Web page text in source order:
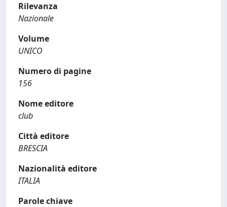
Rilevanza
Nazionale
Volume
UNICO
Numero di pagine
156
Nome editore
club
Città editore
BRESCIA
Nazionalità editore
ITALIA
Parole chiave